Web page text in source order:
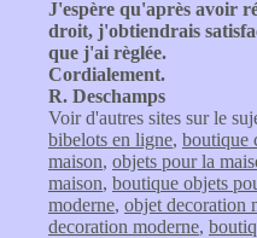
J'espère qu'après avoir
droit, j'obtiendrais
que j'ai règlée.
Cordialement.
R. Deschamps
Voir d'autres sites sur le
bibelots en ligne, boutique
maison, objets pour la
maison, boutique objets
moderne, objet decoration
decoration moderne,